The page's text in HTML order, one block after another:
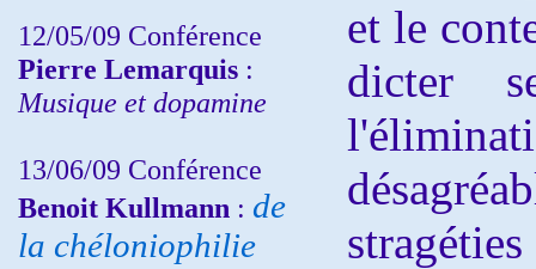
12/05/09 Conférence
Pierre Lemarquis :
Musique et dopamine
13/06/09 Conférence
Benoit Kullmann : de
la chéloniophilie
et le
dicter